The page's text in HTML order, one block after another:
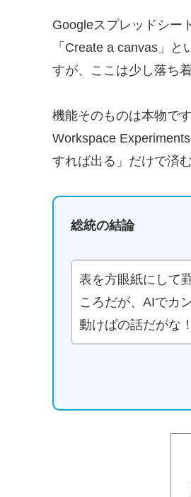
Googleスプレッドシー
「Create a canvas」
すが、ここは少し落ち
機能そのものは本物で
Workspace
すれば出る」だけで済
総統の結論
表を方眼紙にして
ころだが、AIでカ
動けばの話だがな！